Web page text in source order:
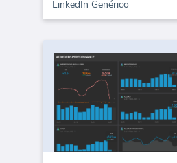
LinkedIn Genérico